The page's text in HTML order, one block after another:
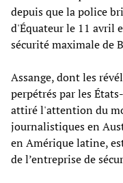
depuis que la police
d'Équateur le 11 avril
sécurité maximale de
Assange, dont les
perpétrés par les
attiré l'attention du
journalistiques en
en Amérique latine,
de l’entreprise de